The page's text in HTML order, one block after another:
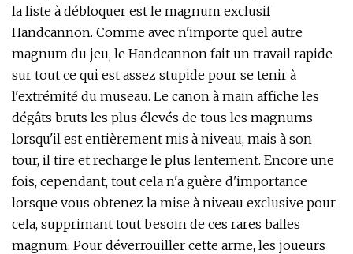
la liste à débloquer est le magnum exclusif
Handcannon. Comme avec n'importe quel autre
magnum du jeu, le Handcannon fait un travail rapide
sur tout ce qui est assez stupide pour se tenir à
l'extrémité du museau. Le canon à main affiche les
dégâts bruts les plus élevés de tous les magnums
lorsqu'il est entièrement mis à niveau, mais à son
tour, il tire et recharge le plus lentement. Encore une
fois, cependant, tout cela n'a guère d'importance
lorsque vous obtenez la mise à niveau exclusive pour
cela, supprimant tout besoin de ces rares balles
magnum. Pour déverrouiller cette arme, les joueurs